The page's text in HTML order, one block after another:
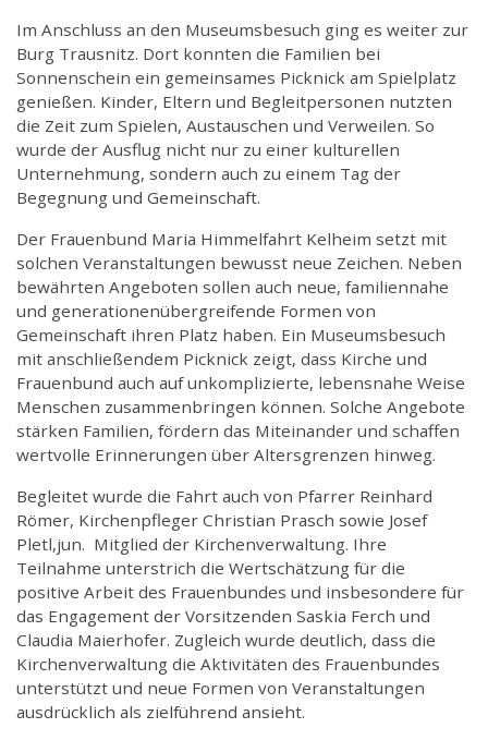
Im Anschluss an den Museumsbesuch ging es weiter zur
Burg Trausnitz. Dort konnten die Familien bei
Sonnenschein ein gemeinsames Picknick am Spielplatz
genießen. Kinder, Eltern und Begleitpersonen nutzten
die Zeit zum Spielen, Austauschen und Verweilen. So
wurde der Ausflug nicht nur zu einer kulturellen
Unternehmung, sondern auch zu einem Tag der
Begegnung und Gemeinschaft.
Der Frauenbund Maria Himmelfahrt Kelheim setzt mit
solchen Veranstaltungen bewusst neue Zeichen. Neben
bewährten Angeboten sollen auch neue, familiennahe
und generationenübergreifende Formen von
Gemeinschaft ihren Platz haben. Ein Museumsbesuch
mit anschließendem Picknick zeigt, dass Kirche und
Frauenbund auch auf unkomplizierte, lebensnahe Weise
Menschen zusammenbringen können. Solche Angebote
stärken Familien, fördern das Miteinander und schaffen
wertvolle Erinnerungen über Altersgrenzen hinweg.
Begleitet wurde die Fahrt auch von Pfarrer Reinhard
Römer, Kirchenpfleger Christian Prasch sowie Josef
Pletl,jun. Mitglied der Kirchenverwaltung. Ihre
Teilnahme unterstrich die Wertschätzung für die
positive Arbeit des Frauenbundes und insbesondere für
das Engagement der Vorsitzenden Saskia Ferch und
Claudia Maierhofer. Zugleich wurde deutlich, dass die
Kirchenverwaltung die Aktivitäten des Frauenbundes
unterstützt und neue Formen von Veranstaltungen
ausdrücklich als zielführend ansieht.